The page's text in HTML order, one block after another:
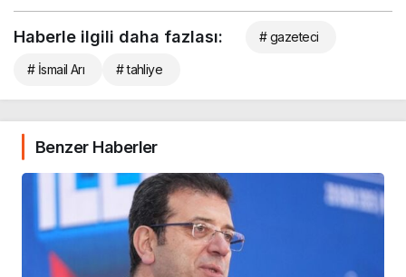
Haberle ilgili daha fazlası: # gazeteci
# İsmail Arı # tahliye
Benzer Haberler